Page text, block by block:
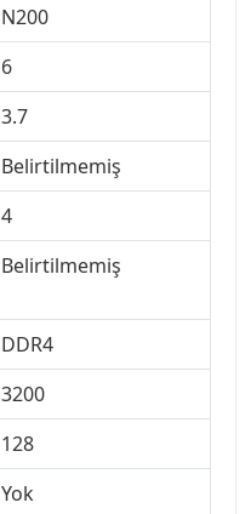
N200
6
3.7
Belirtilmemiş
4
Belirtilmemiş
DDR4
3200
128
Yok